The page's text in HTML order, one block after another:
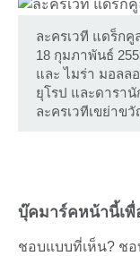
ละครเวที แดร็ก
18 กุมภาพันธ์
และ ไมร่า มอลล
ยุโรป และดารา
ละครเวทีเขย่าขวั
บุ๊คมาร์คหน้านี้เพื่
ชอบแบบที่เห็น? ช